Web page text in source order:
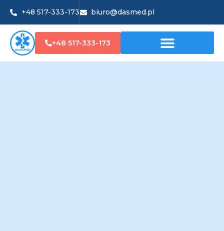
+48 517-333-173 biuro@dasmed.pl
+48 517-333-173